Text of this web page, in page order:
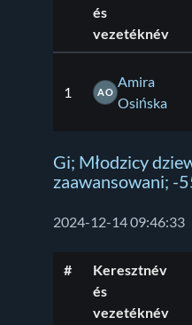
és
vezetéknév
1 AO
Amira
Osińska
Gi; Młodzicy
zaawansowani; -
2024-12-14 09:46:33
#
Keresztnév
és
vezetéknév